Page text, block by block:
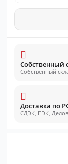
Собственный
Собственный
Доставка по
СДЭК, ПЭК,